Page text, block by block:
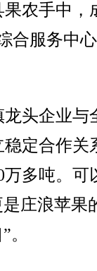
农手中，
合服务中
头企业与
定合作关
多吨。可
庄浪苹果